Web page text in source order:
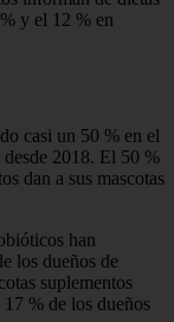
y el 12 % en
casi un 50 % en el
desde 2018. El 50 %
dan a sus mascotas
han
los dueños de
suplementos
% de los dueños